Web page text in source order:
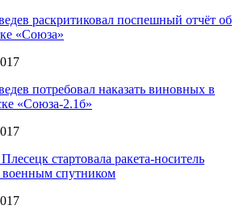
раскритиковал поспешный отчёт об
«Союза»
потребовал наказать виновных в
«Союза-2.1б»
стартовала ракета-носитель
спутником